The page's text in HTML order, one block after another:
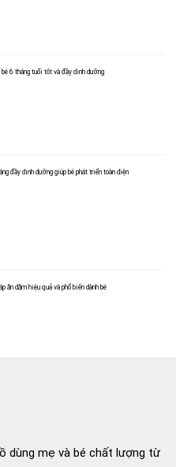
bé 6 tháng tuổi tốt và đầy dinh dưỡng
đầy dinh dưỡng giúp bé phát triển toàn diện
ăn dặm hiệu quả và phổ biến dành bé
dùng mẹ và bé chất lượng từ